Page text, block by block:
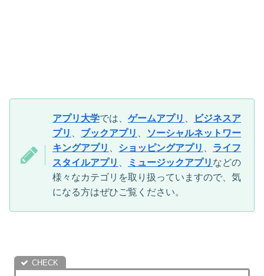
アプリ大学では、 ゲームアプリ
ビジネスア
プリ
ブックアプリ
ソーシャルネットワー
キングアプリ
ショッピングアプリ
ライフ
スタイルアプリ
ミュージックアプリ などの
様々なカテゴリを取り扱っていますので、気
になる方はぜひご覧ください。